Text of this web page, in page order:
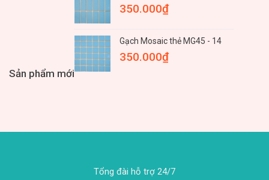
Sản phẩm mới
350.000₫
Gạch Mosaic thẻ MG45 - 14
350.000₫
Tổng đài hỗ trợ 24/7